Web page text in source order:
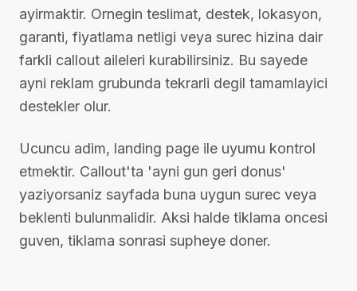
ayirmaktir. Ornegin teslimat, destek, lokasyon,
garanti, fiyatlama netligi veya surec hizina dair
farkli callout aileleri kurabilirsiniz. Bu sayede
ayni reklam grubunda tekrarli degil tamamlayici
destekler olur.
Ucuncu adim, landing page ile uyumu kontrol
etmektir. Callout'ta 'ayni gun geri donus'
yaziyorsaniz sayfada buna uygun surec veya
beklenti bulunmalidir. Aksi halde tiklama oncesi
guven, tiklama sonrasi supheye doner.